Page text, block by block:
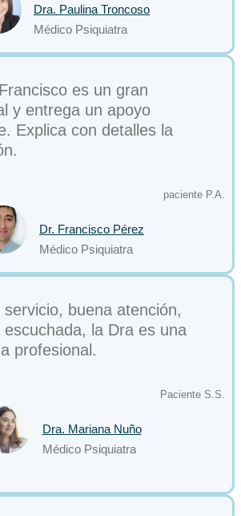
Dra. Paulina Troncoso
Médico Psiquiatra
es un gran
y entrega un apoyo
Explica con detalles la
paciente P.A.
Dr. Francisco Pérez
Médico Psiquiatra
servicio, buena atención,
escuchada, la Dra es una
profesional.
Paciente S.S.
Dra. Mariana Nuño
Médico Psiquiatra